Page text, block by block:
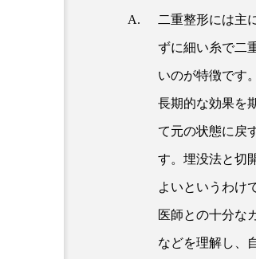
二重整形には主
ずに細い糸で二
いのが特徴です
長期的な効果を
て元の状態に戻
す。埋没法と切
よいというわけ
医師との十分な
などを理解し、